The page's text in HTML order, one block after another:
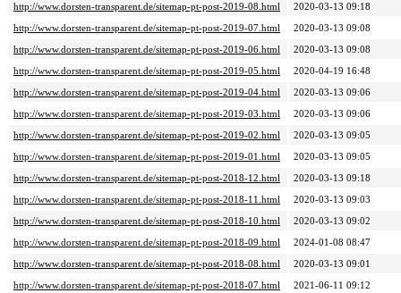
http://www.dorsten-transparent.de/sitemap-pt-post-2019-08.html
2020-03-13 09:18
http://www.dorsten-transparent.de/sitemap-pt-post-2019-07.html
2020-03-13 09:08
http://www.dorsten-transparent.de/sitemap-pt-post-2019-06.html
2020-03-13 09:08
http://www.dorsten-transparent.de/sitemap-pt-post-2019-05.html
2020-04-19 16:48
http://www.dorsten-transparent.de/sitemap-pt-post-2019-04.html
2020-03-13 09:06
http://www.dorsten-transparent.de/sitemap-pt-post-2019-03.html
2020-03-13 09:06
http://www.dorsten-transparent.de/sitemap-pt-post-2019-02.html
2020-03-13 09:05
http://www.dorsten-transparent.de/sitemap-pt-post-2019-01.html
2020-03-13 09:05
http://www.dorsten-transparent.de/sitemap-pt-post-2018-12.html
2020-03-13 09:18
http://www.dorsten-transparent.de/sitemap-pt-post-2018-11.html
2020-03-13 09:03
http://www.dorsten-transparent.de/sitemap-pt-post-2018-10.html
2020-03-13 09:02
http://www.dorsten-transparent.de/sitemap-pt-post-2018-09.html
2024-01-08 08:47
http://www.dorsten-transparent.de/sitemap-pt-post-2018-08.html
2020-03-13 09:01
http://www.dorsten-transparent.de/sitemap-pt-post-2018-07.html
2021-06-11 09:12